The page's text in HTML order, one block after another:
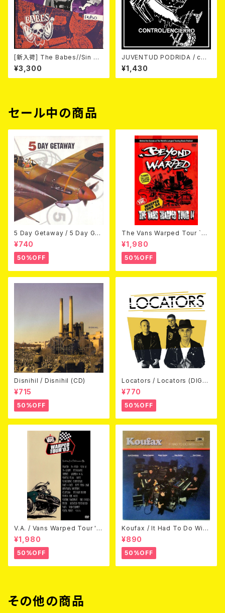
[新入荷] The Babes//Sin Pu
dor / Pulso SPLIT LP/限定2
00枚スプラッター)
¥3,300
JUVENTUD PODRIDA / con
trol/encierro 7EP
¥1,430
セール中の商品
5 Day Getaway / 5 Day Get
away (CDEP)
¥740
50%OFF
The Vans Warped Tour `04
Beyond Warped (国内盤DV
D)
¥1,980
50%OFF
Disnihil / Disnihil (CD)
¥715
50%OFF
Locators / Locators (DIGPA
CK CD)
¥770
50%OFF
V.A. / Vans Warped Tour '0
3 (DVD)
¥1,980
50%OFF
Koufax / It Had To Do With
Love (CD)
¥890
50%OFF
その他の商品